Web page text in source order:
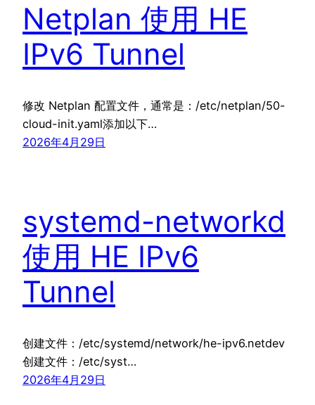
Netplan 使用 HE
IPv6 Tunnel
修改 Netplan 配置文件，通常是：/etc/netplan/50-
cloud-init.yaml添加以下…
2026年4月29日
systemd-networkd
使用 HE IPv6
Tunnel
创建文件：/etc/systemd/network/he-ipv6.netdev
创建文件：/etc/syst…
2026年4月29日